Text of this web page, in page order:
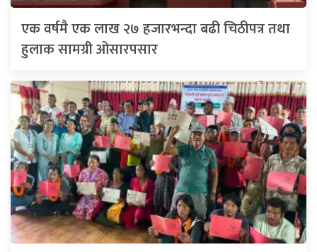
एक वर्षमै एक लाख २७ हजारभन्दा बढी चिठीपत्र तथा
हुलाक सामग्री ओसारपसार